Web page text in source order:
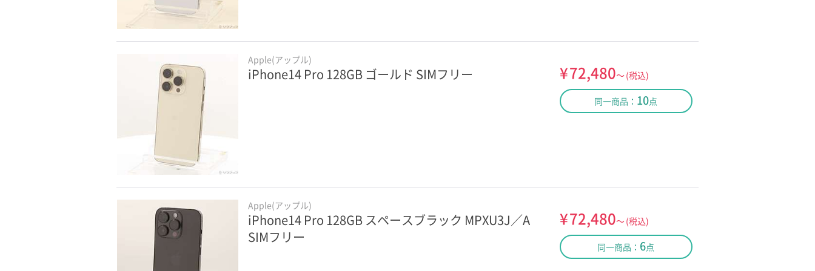
Apple(アップル)
iPhone14 Pro 128GB ゴールド SIMフリー ¥72,480～(税込)
同一商品： 10点
Apple(アップル)
iPhone14 Pro 128GB スペースブラック MPXU3J／A
SIMフリー
¥72,480～(税込)
同一商品： 6点